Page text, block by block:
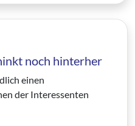
noch hinterher
einen
der Interessenten